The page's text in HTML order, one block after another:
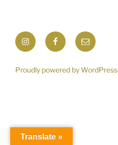
InstagramFacebookMail
Proudly powered by WordPress
Translate »